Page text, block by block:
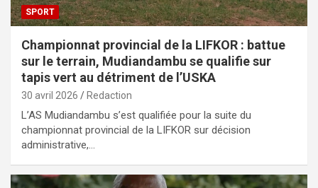
SPORT
Championnat provincial de la LIFKOR : battue
sur le terrain, Mudiandambu se qualifie sur
tapis vert au détriment de l’USKA
30 avril 2026 Redaction
L’AS Mudiandambu s’est qualifiée pour la suite du
championnat provincial de la LIFKOR sur décision
administrative,…